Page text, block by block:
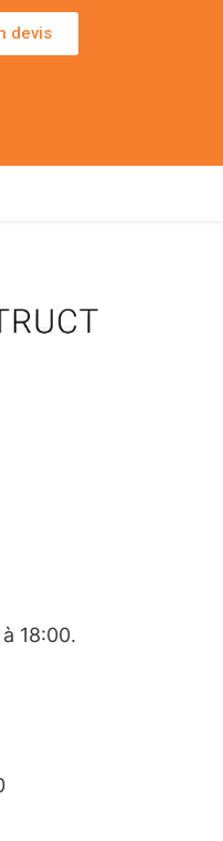
devis
18:00.